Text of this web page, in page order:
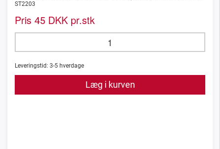
ST2203
Pris 45 DKK pr.stk
Leveringstid: 3-5 hverdage
Læg i kurven